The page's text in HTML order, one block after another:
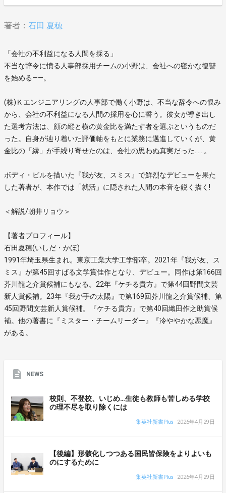
著者： 石田 夏穂
「会社の不利益になる人間を採る」
不当な辞令に憤る人事部採用チームの小野は、会社への密かな復讐
を始める——。
(株)Ｋエンジニアリングの人事部で働く小野は、不当な辞令への恨み
から、会社の不利益になる人間の採用を心に誓う。彼女が導き出し
た選考方法は、顔の縦と横の黄金比を満たす者を選ぶというものだ
った。自身が辿り着いた評価軸をもとに業務に邁進していくが、黄
金比の「縁」が手繰り寄せたのは、会社の思わぬ真実だった……。
ボディ・ビルを描いた『我が友、スミス』で鮮烈なデビューを果た
した著者が、本作では「就活」に隠された人間の本音を鋭く描く!
＜解説/朝井リョウ＞
【著者プロフィール】
石田夏穂(いしだ・かほ)
1991年埼玉県生まれ。東京工業大学工学部卒。2021年『我が友、ス
ミス』が第45回すばる文学賞佳作となり、デビュー。同作は第166回
芥川龍之介賞候補にもなる。22年『ケチる貴方』で第44回野間文芸
新人賞候補。23年『我が手の太陽』で第169回芥川龍之介賞候補、第
45回野間文芸新人賞候補。『ケチる貴方』で第40回織田作之助賞候
補。他の著書に『ミスター・チームリーダー』『冷ややかな悪魔』
がある。
NEWS
校則、不登校、いじめ…生徒も教師も苦しめる学校
の理不尽を取り除くには
集英社新書Plus 2026年4月29日
【後編】形骸化しつつある国民皆保険をよりよいも
のにするために
集英社新書Plus 2026年4月29日